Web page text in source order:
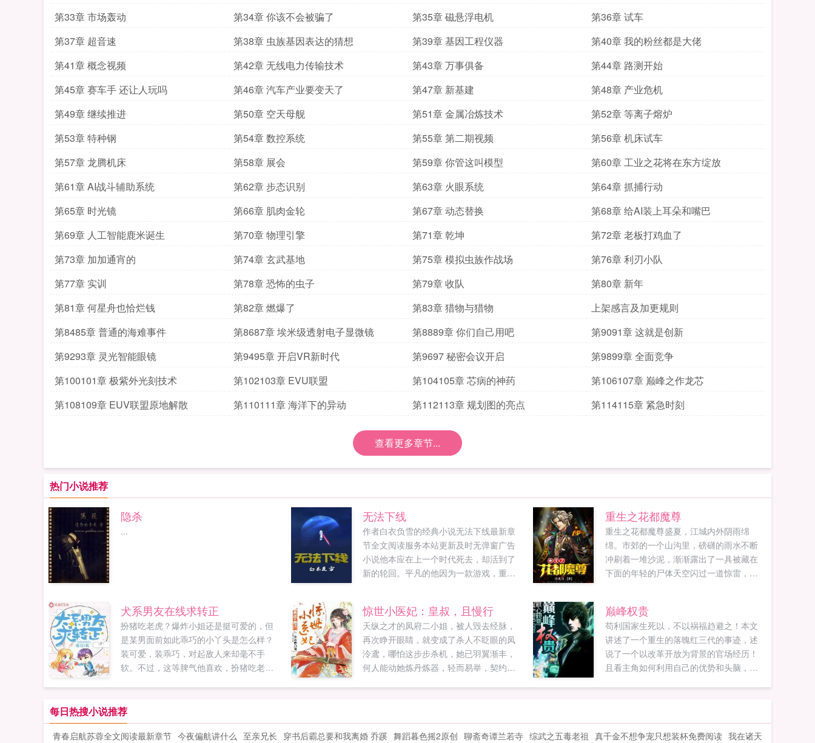
第33章 市场轰动
第34章 你该不会被骗了 第35章 磁悬浮电机
第36章 试车
第37章 超音速
第38章 虫族基因表达的猜想 第39章 基因工程仪器
第40章 我的粉丝都是大佬
第41章 概念视频
第42章 无线电力传输技术 第43章 万事俱备
第44章 路测开始
第45章 赛车手 还让人玩吗
第46章 汽车产业要变天了 第47章 新基建
第48章 产业危机
第49章 继续推进
第50章 空天母舰 第51章 金属冶炼技术
第52章 等离子熔炉
第53章 特种钢
第54章 数控系统 第55章 第二期视频
第56章 机床试车
第57章 龙腾机床
第58章 展会 第59章 你管这叫模型
第60章 工业之花将在东方绽放
第61章 AI战斗辅助系统
第62章 步态识别 第63章 火眼系统
第64章 抓捕行动
第65章 时光镜
第66章 肌肉金轮 第67章 动态替换
第68章 给AI装上耳朵和嘴巴
第69章 人工智能鹿米诞生
第70章 物理引擎 第71章 乾坤
第72章 老板打鸡血了
第73章 加加通宵的
第74章 玄武基地 第75章 模拟虫族作战场
第76章 利刃小队
第77章 实训
第78章 恐怖的虫子 第79章 收队
第80章 新年
第81章 何星舟也恰烂钱
第82章 燃爆了 第83章 猎物与猎物
上架感言及加更规则
第8485章 普通的海难事件
第8687章 埃米级透射电子显微镜 第8889章 你们自己用吧
第9091章 这就是创新
第9293章 灵光智能眼镜
第9495章 开启VR新时代 第9697 秘密会议开启
第9899章 全面竞争
第100101章 极紫外光刻技术
第102103章 EVU联盟 第104105章 芯病的神药
第106107章 巅峰之作龙芯
第108109章 EUV联盟原地解散
第110111章 海洋下的异动 第112113章 规划图的亮点 第114115章 紧急时刻
查看更多章节...
热门小说推荐
隐杀
...
无法下线
作者白衣负雪的经典小说无法下线最新章
节全文阅读服务本站更新及时无弹窗广告
小说他本应在上一个时代死去，却活到了
新的轮回。平凡的他因为一款游戏，重新
走到尽头？...
重生之花都魔尊
重生之花都魔尊盛夏，江城内外阴雨绵
绵。市郊的一个山沟里，磅礴的雨水不断
冲刷着一堆沙泥，渐渐露出了一具被藏在
下面的年轻的尸体天空闪过一道惊雷，一
山间爆闪出一连串的恐怖电光，连通了九
幽冥域，引来了地府的冥雷降世...
犬系男友在线求转正
扮猪吃老虎？爆炸小姐还是挺可爱的，但
是某男面前如此乖巧的小丫头是怎么样？
装可爱，装乖巧，对起敌人来却毫不手
软。不过，这等脾气他喜欢，扮猪吃老虎
好像越来越多，他越来越看不透了。他是
她的忠犬，她是他的心头肉。只是两人的
牵绊是否能够如他所想的那样长久呢？展
惊世小医妃：皇叔，且慢行
天纵之才的凤府二小姐，被人毁去经脉，
再次睁开眼睛，就变成了杀人不眨眼的凤
泠鸢，哪怕这步步杀机，她已羽翼渐丰，
何人能动她炼丹炼器，轻而易举，契约召
很重要的日子。凤泠鸢抽抽嘴角什么日子
更爱你的日子。说着，凤泠鸢就被阮鹤宸
巅峰权贵
苟利国家生死以，不以祸福趋避之！本文
讲述了一个重生的落魄红三代的事迹，述
说了一个以改革开放为背景的官场经历！
且看主角如何利用自己的优势和头脑，在
放心收藏！...
每日热搜小说推荐
青春启航苏蓉全文阅读最新章节 今夜偏航讲什么 至亲兄长 穿书后霸总要和我离婚 乔蹊 舞蹈暮色摇2原创 聊斋奇谭兰若寺 综武之五毒老祖 真千金不想争宠只想装杯免费阅读 我在诸天